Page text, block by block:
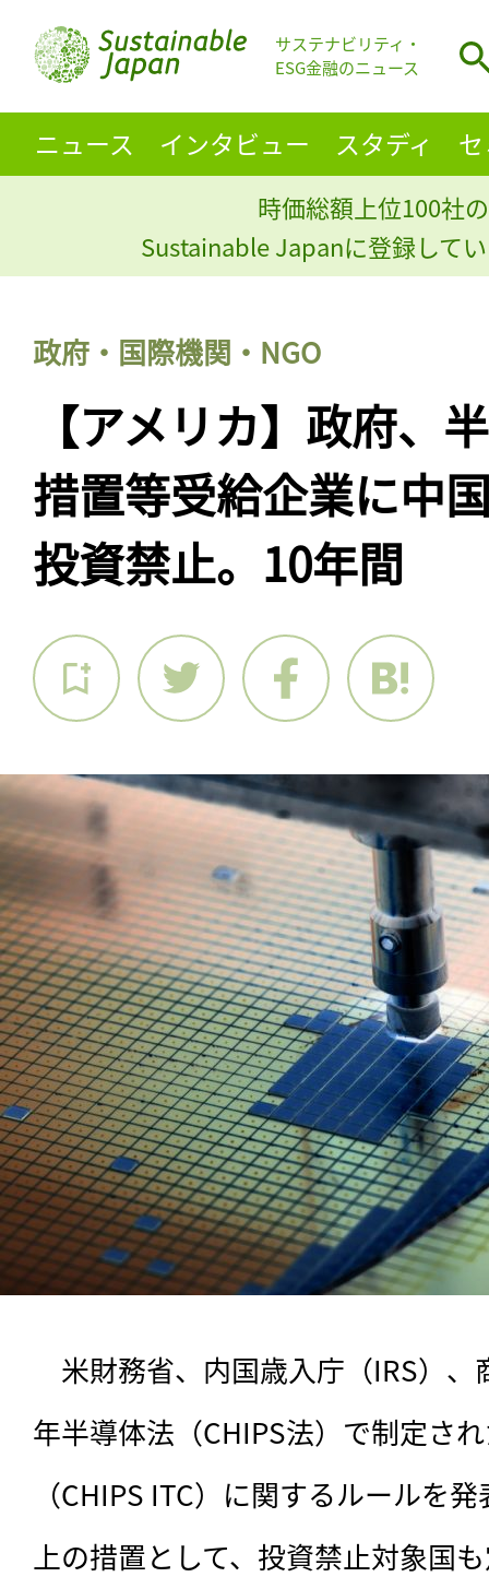
サステナビリティ・
ESG金融のニュース
ニュース インタビュー スタディ
時価総額上位100社
Sustainable Japanに登録して
政府・国際機関・NGO
【アメリカ】政府、
措置等受給企業に中
投資禁止。10年間
米財務省、内国歳入庁（IRS）、
年半導体法（CHIPS法）で制定さ
（CHIPS ITC）に関するルールを
上の措置として、投資禁止対象国